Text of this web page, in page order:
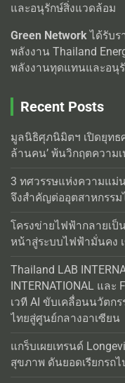
และอนุรักษ์สิ่งแวดล้อม
Green Network ได้รับร
พลังงาน Thailand
พลังงานทุดแทนและอนุ
Recent Posts
มูลนิธิศุภนิมิตฯ เปิดยุทธ
ล้านคน’ พ้นวิกฤตความเ
3 ทศวรรษแห่งความแม่
จึงสำคัญต่ออุตสาหกรรม
โครงข่ายไฟฟ้ากลายเป็
หน้าสู่ระบบไฟฟ้ามั่นคง
Thailand LAB
INTERNATIONAL และ
เวที AI ขับเคลื่อนนวัตก
ไทยสู่ศูนย์กลางอาเซียน
แกร็บเผยเทรนด์
สุขภาพ ดันยอดเรียกรถ